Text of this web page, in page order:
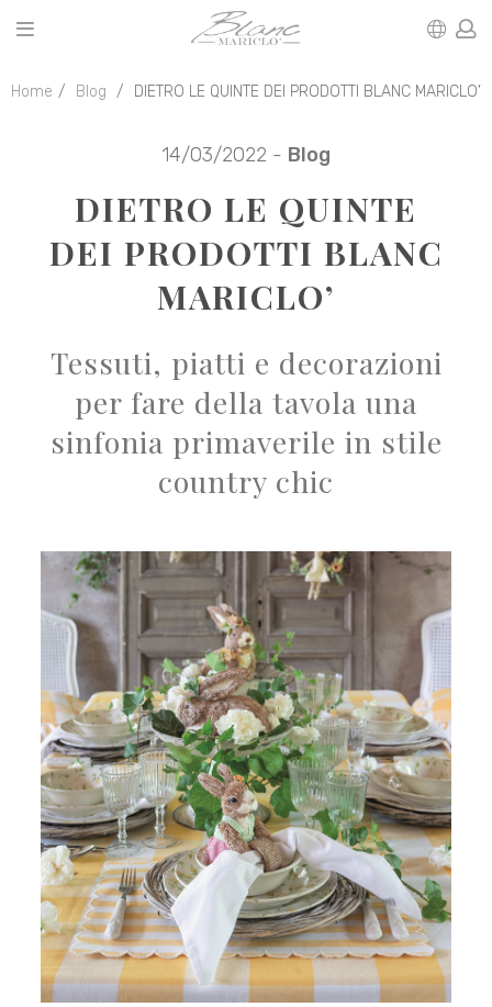
Home Blog DIETRO LE QUINTE DEI PRODOTTI BLANC MARICLO’
14/03/2022 - Blog
DIETRO LE QUINTE
DEI PRODOTTI BLANC
MARICLO’
Tessuti, piatti e decorazioni
per fare della tavola una
sinfonia primaverile in stile
country chic